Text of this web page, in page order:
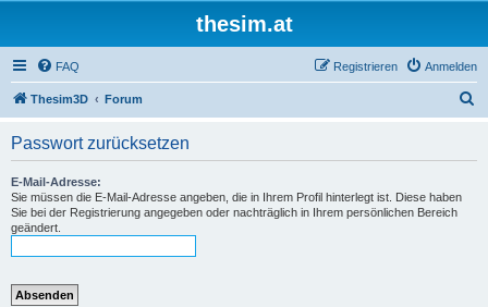
thesim.at
FAQ Anmelden
Registrieren
Thesim3D Forum
Passwort zurücksetzen
E-Mail-Adresse:
Sie müssen die E-Mail-Adresse angeben, die in Ihrem Profil hinterlegt ist. Diese haben
Sie bei der Registrierung angegeben oder nachträglich in Ihrem persönlichen Bereich
geändert.